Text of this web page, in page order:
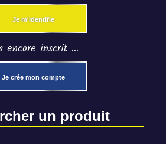
Je m'identifie
encore inscrit ...
Je crée mon compte
un produit